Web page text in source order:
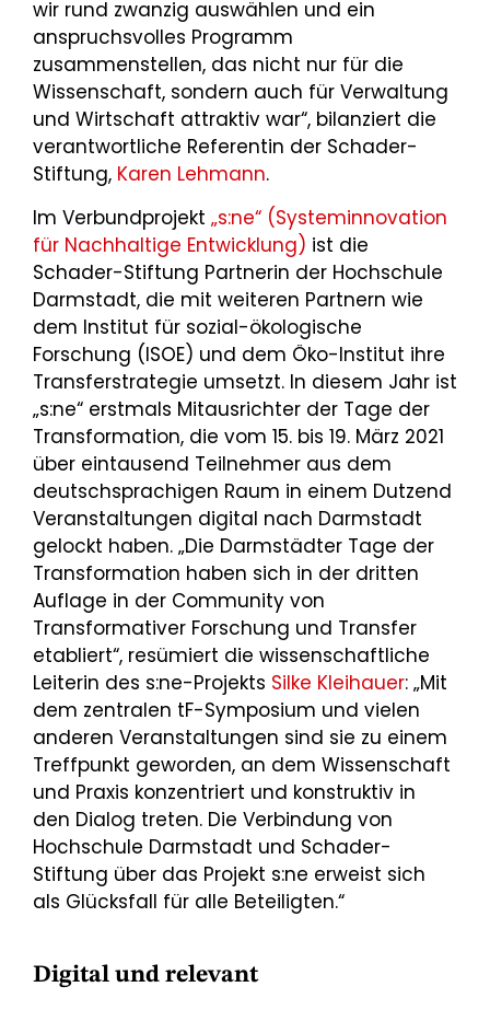
wir rund zwanzig auswählen und ein
anspruchsvolles Programm
zusammenstellen, das nicht nur für die
Wissenschaft, sondern auch für Verwaltung
und Wirtschaft attraktiv war“, bilanziert die
verantwortliche Referentin der Schader-
Stiftung, Karen Lehmann.
Im Verbundprojekt „s:ne“ (Systeminnovation
für Nachhaltige Entwicklung) ist die
Schader-Stiftung Partnerin der Hochschule
Darmstadt, die mit weiteren Partnern wie
dem Institut für sozial-ökologische
Forschung (ISOE) und dem Öko-Institut ihre
Transferstrategie umsetzt. In diesem Jahr ist
„s:ne“ erstmals Mitausrichter der Tage der
Transformation, die vom 15. bis 19. März 2021
über eintausend Teilnehmer aus dem
deutschsprachigen Raum in einem Dutzend
Veranstaltungen digital nach Darmstadt
gelockt haben. „Die Darmstädter Tage der
Transformation haben sich in der dritten
Auflage in der Community von
Transformativer Forschung und Transfer
etabliert“, resümiert die wissenschaftliche
Leiterin des s:ne-Projekts Silke Kleihauer: „Mit
dem zentralen tF-Symposium und vielen
anderen Veranstaltungen sind sie zu einem
Treffpunkt geworden, an dem Wissenschaft
und Praxis konzentriert und konstruktiv in
den Dialog treten. Die Verbindung von
Hochschule Darmstadt und Schader-
Stiftung über das Projekt s:ne erweist sich
als Glücksfall für alle Beteiligten.“
Digital und relevant